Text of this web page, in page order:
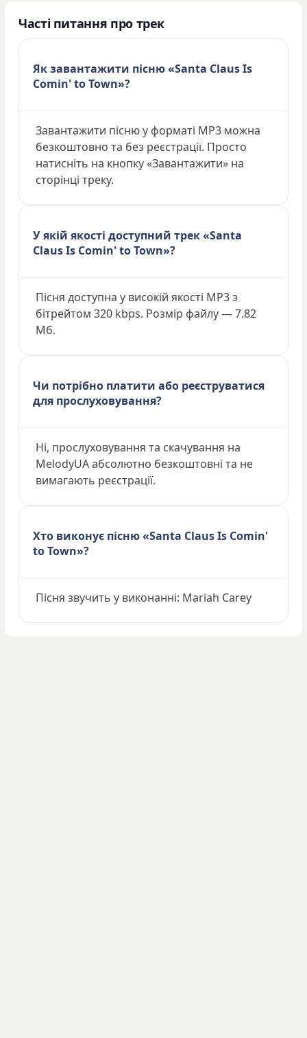
Часті питання про трек
Як завантажити пісню «Santa Claus Is
Comin' to Town»?
Завантажити пісню у форматі MP3 можна
безкоштовно та без реєстрації. Просто
натисніть на кнопку «Завантажити» на
сторінці треку.
У якій якості доступний трек «Santa
Claus Is Comin' to Town»?
Пісня доступна у високій якості MP3 з
бітрейтом 320 kbps. Розмір файлу — 7.82
Мб.
Чи потрібно платити або реєструватися
для прослуховування?
Ні, прослуховування та скачування на
MelodyUA абсолютно безкоштовні та не
вимагають реєстрації.
Хто виконує пісню «Santa Claus Is Comin'
to Town»?
Пісня звучить у виконанні: Mariah Carey